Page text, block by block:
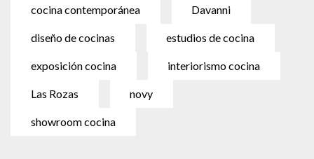
cocina contemporánea Davanni
diseño de cocinas estudios de cocina
exposición cocina interiorismo cocina
Las Rozas novy
showroom cocina